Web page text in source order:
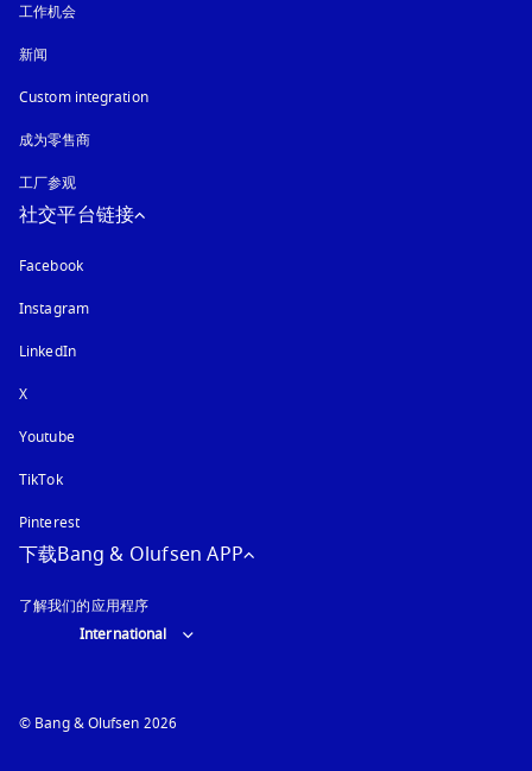
工作机会
新闻
Custom integration
成为零售商
工厂参观
社交平台链接
Facebook
Instagram在新选项卡中打开
LinkedIn
X
Youtube在新选项卡中打开
TikTok
Pinterest
下载Bang & Olufsen APP
了解我们的应用程序
Select country and language
International
© Bang & Olufsen 2026